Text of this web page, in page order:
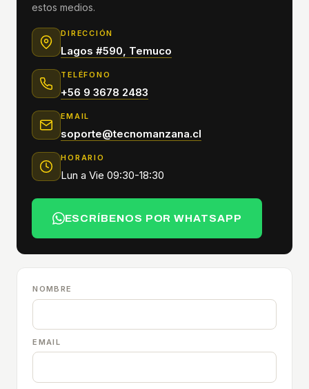
estos medios.
DIRECCIÓN
Lagos #590, Temuco
TELÉFONO
+56 9 3678 2483
EMAIL
soporte@tecnomanzana.cl
HORARIO
Lun a Vie 09:30-18:30
ESCRÍBENOS POR WHATSAPP
NOMBRE
EMAIL